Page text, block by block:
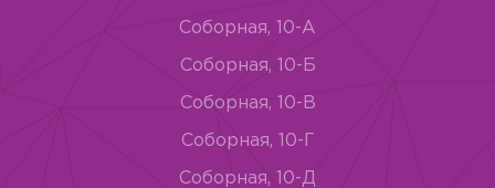
Соборная, 10-А
Соборная, 10-Б
Соборная, 10-В
Соборная, 10-Г
Соборная, 10-Д